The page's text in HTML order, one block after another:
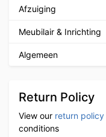
Afzuiging
Meubilair & Inrichting
Algemeen
Return Policy
View our return policy
conditions